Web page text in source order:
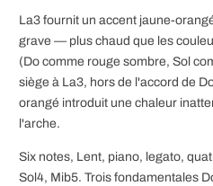
La3 fournit un accent jaune-
grave — plus chaud que les
(Do comme rouge sombre, Sol
siège à La3, hors de l'accord de
orangé introduit une chaleur
l'arche.
Six notes, Lent, piano, legato,
Sol4, Mib5. Trois fondamentales